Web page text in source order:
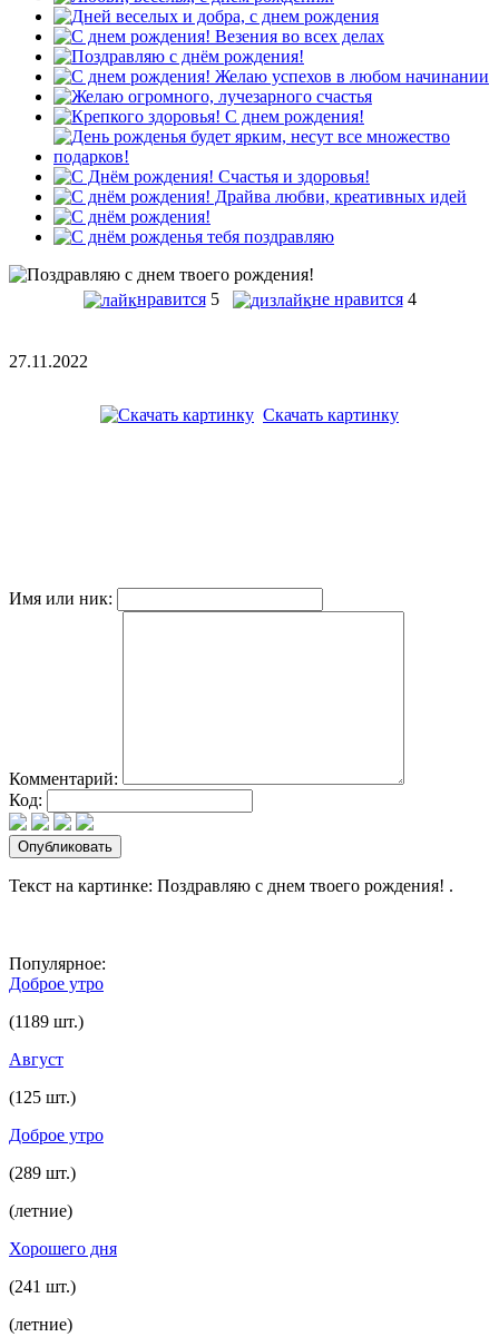
нравится 5 не нравится 4
27.11.2022
Скачать картинку
Имя или ник:
Комментарий:
Код:
Текст на картинке: Поздравляю с днем твоего рождения! .
Популярное:
Доброе утро
(1189 шт.)
Август
(125 шт.)
Доброе утро
(289 шт.)
(летние)
Хорошего дня
(241 шт.)
(летние)